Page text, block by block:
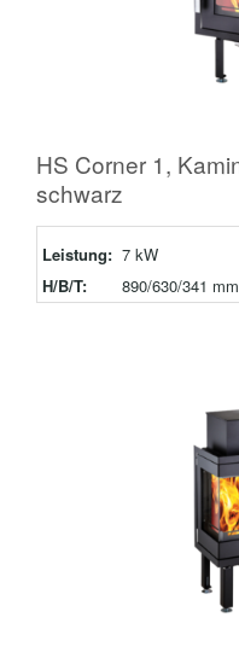
HS Corner 1,
schwarz
Leistung: 7 kW
H/B/T:
890/630/341